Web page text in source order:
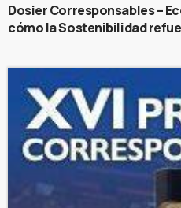
Dosier Corresponsables –
cómo la Sostenibilidad